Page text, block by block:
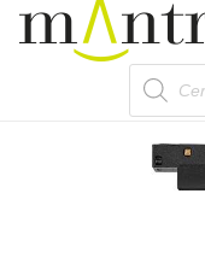
Products
search